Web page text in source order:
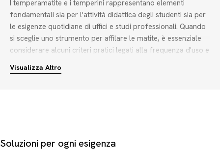
I temperamatite e i temperini rappresentano elementi
fondamentali sia per l'attività didattica degli studenti sia per
le esigenze quotidiane di uffici e studi professionali. Quando
si sceglie uno strumento per affilare le matite, è essenziale
considerare alcuni criteri pratici legati alla frequenza d'uso e
trucioli, mentre le varianti in metallo offrono una durata
superiore sulla scrivania.
Visualizza Altro
Soluzioni per ogni esigenza